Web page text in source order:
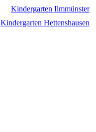
Kindergarten Ilmmünster
Kindergarten Hettenshausen